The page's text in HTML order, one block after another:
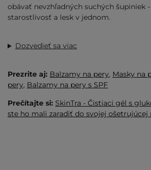
obávať nevzhľadných suchých šupiniek
starostlivosť a lesk v jednom.
Dozvedieť sa viac
Prezrite aj: Balzamy na pery, Masky na
pery, Balzamy na pery s SPF
Prečítajte si: SkinTra - Čistiaci gél s
ste ho mali zaradiť do svojej ošetrujúcej